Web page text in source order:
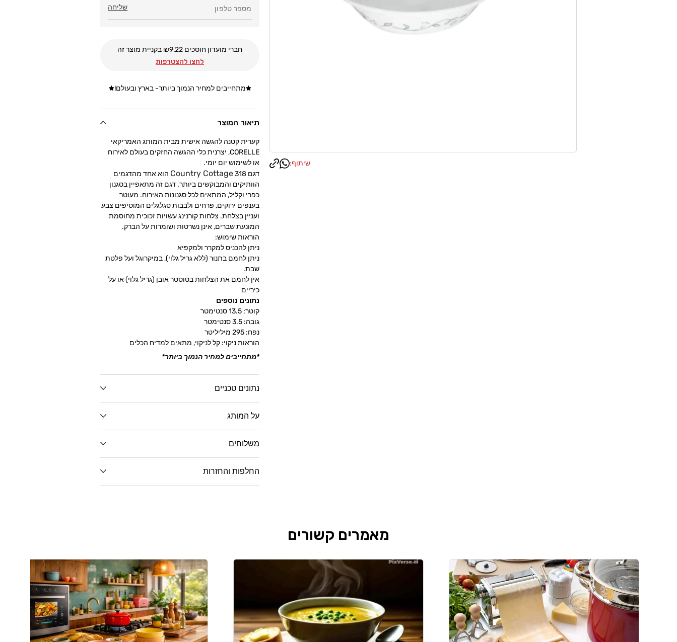
שיתוף:
295ml
שליחה
חברי מועדון חוסכים ₪ 9.22
בקניית מוצר זה
לחצו להצטרפות
מתחייבים למחיר הנמוך ביותר- בארץ ובעולם!
תיאור המוצר
קערית קטנה להגשה אישית מבית המותג האמריקאי
CORELLE, יצרנית כלי ההגשה החזקים בעולם לאירוח
או לשימוש יום יומי.
דגם
Country Cottage 318 הוא אחד מהדגמים
הוותיקים והמבוקשים ביותר. דגם זה מתאפיין בסגנון
כפרי וקליל, המתאים לכל סגנונות האירוח. מעוטר
בענפים ירוקים, פרחים ולבבות סגלגלים המוסיפים צבע
ועניין בצלחת. צלחות קורנינג עשויות זכוכית מחוסמת
המונעת שברים, אינן נשרטות ושומרות על הברק.
הוראות שימוש:
ניתן להכניס למקרר ולמקפיא
ניתן לחמם בתנור (ללא גריל גלוי), במיקרוגל ועל פלטת
שבת.
אין לחמם את הצלחות בטוסטר אובן (גריל גלוי) או על
כיריים
נתונים נוספים
קוטר: 13.5 סנטימטר
גובה: 3.5 סנטימטר
נפח: 295 מיליליטר
הוראות ניקוי: קל לניקוי, מתאים למדיח הכלים
*מתחייבים למחיר הנמוך ביותר*
נתונים טכניים
על המותג
משלוחים
החלפות והחזרות
מאמרים קשורים